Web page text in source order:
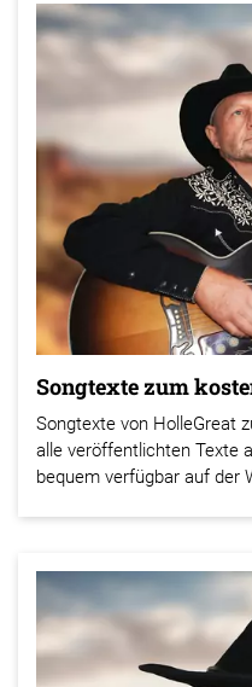
Songtexte zum
Songtexte von HolleGreat
alle veröffentlichten Texte
bequem verfügbar auf der